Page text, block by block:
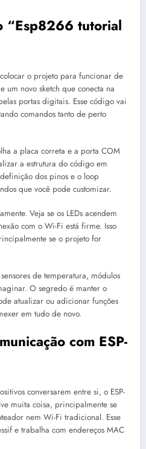
“Esp8266 tutorial
o projeto para funcionar de
um novo sketch que conecta na
portas digitais. Esse código vai
comandos tanto de perto
a placa correta e a porta COM
a estrutura do código em
dos pinos e o loop
que você pode customizar.
Veja se os LEDs acendem
com o Wi-Fi está firme. Isso
se o projeto for
de temperatura, módulos
O segredo é manter o
atualizar ou adicionar funções
em tudo de novo.
com ESP-
conversarem entre si, o ESP-
muita coisa, principalmente se
nem Wi-Fi tradicional. Esse
e trabalha com endereços MAC